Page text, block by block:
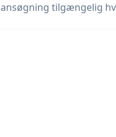
ansøgning tilgængelig